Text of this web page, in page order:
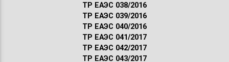
ТР ЕАЭС 038/2016
ТР ЕАЭС 039/2016
ТР ЕАЭС 040/2016
ТР ЕАЭС 041/2017
ТР ЕАЭС 042/2017
ТР ЕАЭС 043/2017